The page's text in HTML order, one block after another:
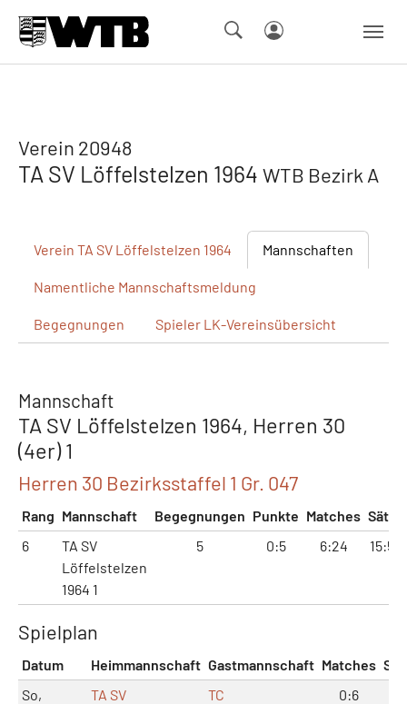
Verein 20948
TA SV Löffelstelzen 1964 WTB Bezirk A
Verein TA SV Löffelstelzen 1964 Mannschaften
Namentliche Mannschaftsmeldung
Begegnungen Spieler LK-Vereinsübersicht
Mannschaft
TA SV Löffelstelzen 1964, Herren 30
(4er) 1
Herren 30 Bezirksstaffel 1 Gr. 047
Rang Mannschaft Begegnungen Punkte Matches Sätze
6
TA SV
Löffelstelzen
1964 1
5 0:5 6:24 15:50
Spielplan
Datum Heimmannschaft Gastmannschaft Matches
So,
TA SV
TC
0:6